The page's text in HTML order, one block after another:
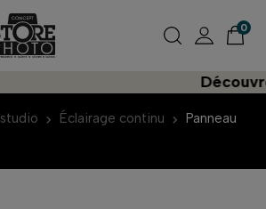
0
Découvrez
Éclairage continu
Panneau